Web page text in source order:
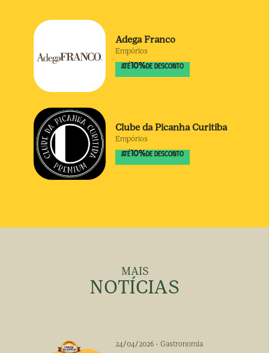
Adega Franco
Empórios
ATÉ 10% DE DESCONTO
Clube da Picanha Curitiba
Empórios
ATÉ 10% DE DESCONTO
MAIS
NOTÍCIAS
24/04/2026 - Gastronomia